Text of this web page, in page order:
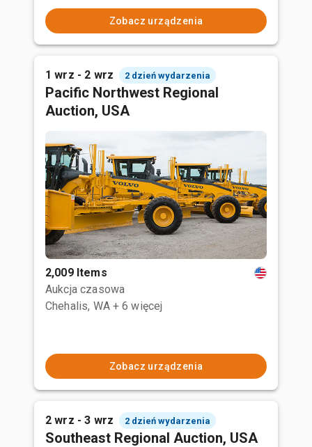
Zobacz urządzenia
1 wrz - 2 wrz 2 dzień wydarzenia
Pacific Northwest Regional
Auction, USA
2,009 Items
Aukcja czasowa
Chehalis, WA + 6 więcej
Zobacz urządzenia
2 wrz - 3 wrz 2 dzień wydarzenia
Southeast Regional Auction, USA